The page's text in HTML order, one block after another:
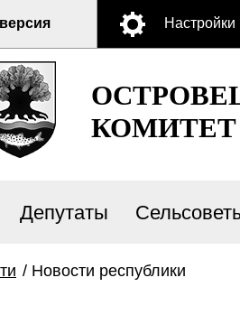
Настройки
КОМИТЕТ
Депутаты
/ Новости республики